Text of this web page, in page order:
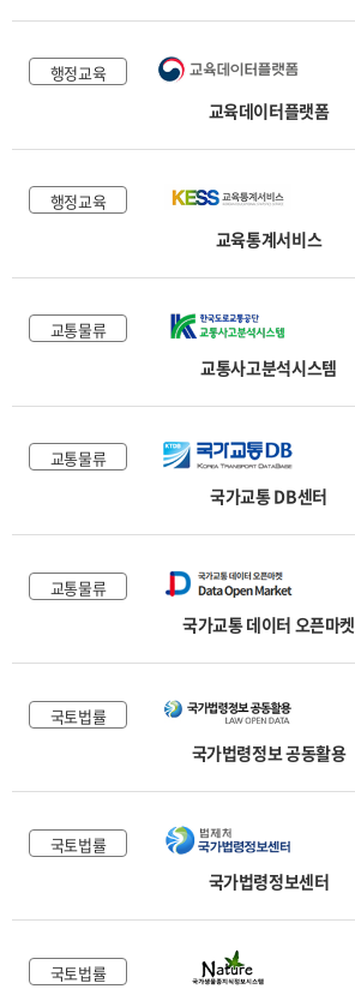
행정교육
교육데이터플랫폼
행정교육
교육통계서비스
교통물류
교통사고분석시스템
교통물류
국가교통 DB센터
교통물류
국가교통 데이터 오픈마켓
국토법률
국가법령정보 공동활용
국토법률
국가법령정보센터
국토법률